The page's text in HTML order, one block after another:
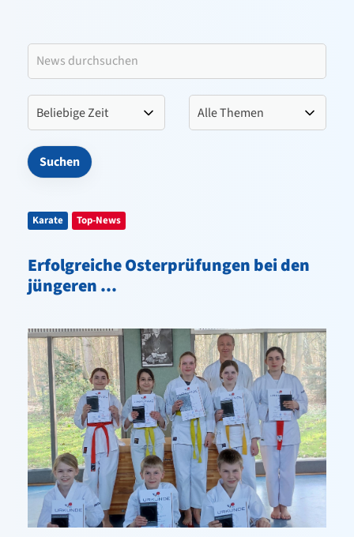
Karate Top-News
Erfolgreiche Osterprüfungen bei den
jüngeren ...
Sportangebote
Kontakt